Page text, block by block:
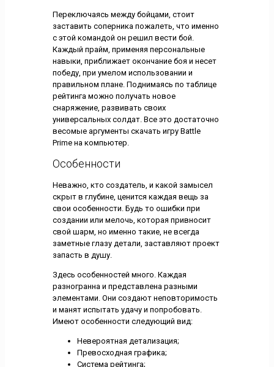
Переключаясь между бойцами, стоит
заставить соперника пожалеть, что именно
с этой командой он решил вести бой.
Каждый прайм, применяя персональные
навыки, приближает окончание боя и несет
победу, при умелом использовании и
правильном плане. Поднимаясь по таблице
рейтинга можно получать новое
снаряжение, развивать своих
универсальных солдат. Все это достаточно
весомые аргументы скачать игру Battle
Prime на компьютер.
Особенности
Неважно, кто создатель, и какой замысел
скрыт в глубине, ценится каждая вещь за
свои особенности. Будь то ошибки при
создании или мелочь, которая привносит
свой шарм, но именно такие, не всегда
заметные глазу детали, заставляют проект
запасть в душу.
Здесь особенностей много. Каждая
разногранна и представлена разными
элементами. Они создают неповторимость
и манят испытать удачу и попробовать.
Имеют особенности следующий вид:
Невероятная детализация;
Превосходная графика;
Система рейтинга;